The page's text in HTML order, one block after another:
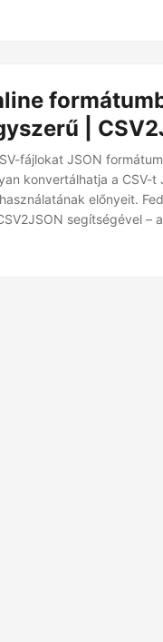
|
fájlokat JSON
konvertálhatja a CSV-t
előnyeit.
segítségével –